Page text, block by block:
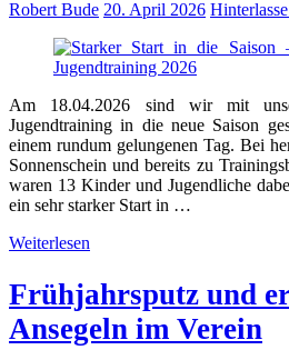
Robert Bude 20. April 2026
Am 18.04.2026 sind wir mit
Jugendtraining in die neue Saison
einem rundum gelungenen Tag. Bei
Sonnenschein und bereits zu
waren 13 Kinder und Jugendliche
ein sehr starker Start in …
Weiterlesen
Frühjahrsputz und
Ansegeln im Verein